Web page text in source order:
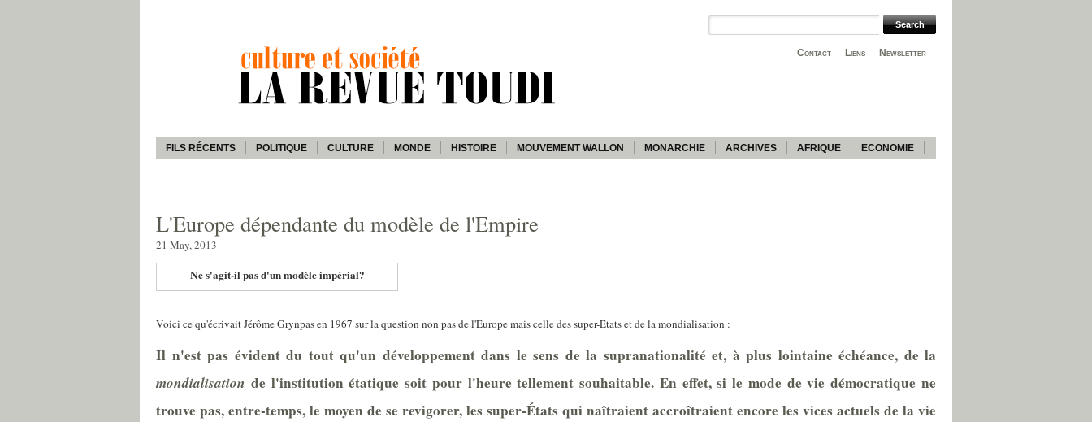
Newsletter
Liens
Contact
FILS RÉCENTS POLITIQUE CULTURE MONDE HISTOIRE MOUVEMENT WALLON MONARCHIE ARCHIVES AFRIQUE ECONOMIE
L'Europe dépendante du modèle de l'Empire
21 May, 2013
Ne s'agit-il pas d'un modèle impérial?
Voici ce qu'écrivait Jérôme Grynpas en 1967 sur la question non pas de l'Europe mais celle des super-Etats et de la mondialisation :
Il n'est pas évident du tout qu'un développement dans le sens de la supranationalité et, à plus lointaine échéance, de la
mondialisation de l'institution étatique soit pour l'heure tellement souhaitable. En effet, si le mode de vie démocratique ne
trouve pas, entre-temps, le moyen de se revigorer, les super-États qui naîtraient accroîtraient encore les vices actuels de la vie